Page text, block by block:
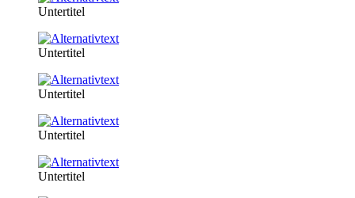
Untertitel
Untertitel
Untertitel
Untertitel
Untertitel